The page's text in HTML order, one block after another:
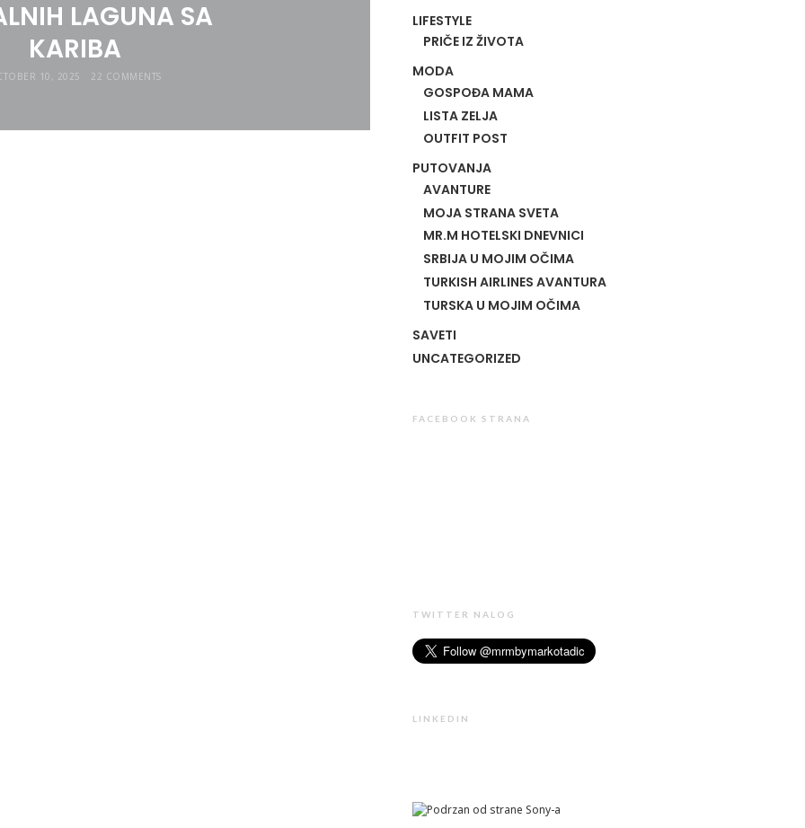
LAGUNA SA
KARIBA
10, 2025 22 COMMENTS
LIFESTYLE
PRIČE IZ ŽIVOTA
MODA
GOSPOĐA MAMA
LISTA ZELJA
OUTFIT POST
PUTOVANJA
AVANTURE
MOJA STRANA SVETA
MR.M HOTELSKI DNEVNICI
SRBIJA U MOJIM OČIMA
TURKISH AIRLINES AVANTURA
TURSKA U MOJIM OČIMA
SAVETI
UNCATEGORIZED
FACEBOOK STRANA
TWITTER NALOG
LINKEDIN